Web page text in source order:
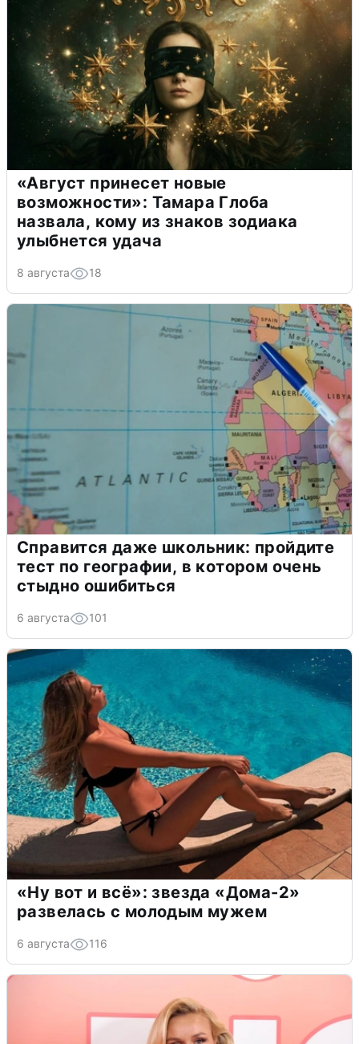
«Август принесет новые
возможности»: Тамара Глоба
назвала, кому из знаков зодиака
улыбнется удача
8 августа 18
Справится даже школьник: пройдите
тест по географии, в котором очень
стыдно ошибиться
6 августа 101
«Ну вот и всё»: звезда «Дома-2»
развелась с молодым мужем
6 августа 116